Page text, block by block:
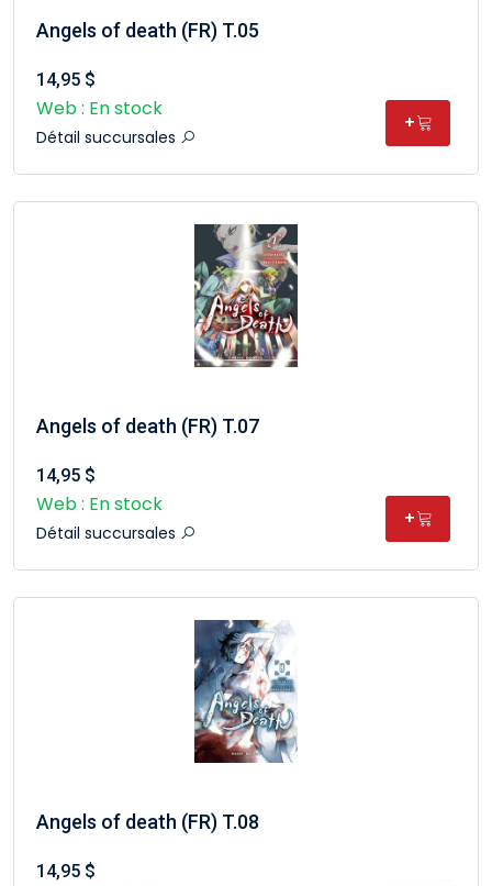
Angels of death (FR) T.05
14,95 $
Web : En stock
Détail succursales
+
Angels of death (FR) T.07
14,95 $
Web : En stock
Détail succursales
+
Angels of death (FR) T.08
14,95 $